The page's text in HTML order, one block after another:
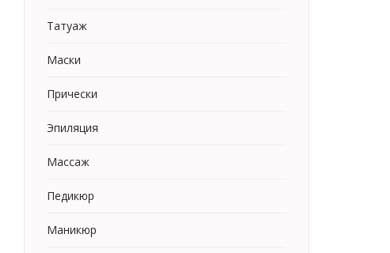
Татуаж
Маски
Прически
Эпиляция
Массаж
Педикюр
Маникюр